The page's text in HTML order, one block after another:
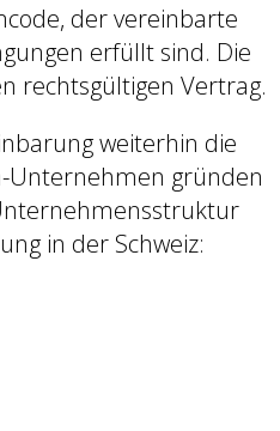
der vereinbarte
erfüllt sind. Die
rechtsgültigen Vertrag.
weiterhin die
Unternehmen gründen
in der Schweiz: